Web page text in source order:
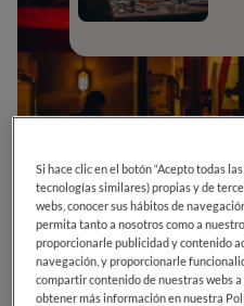
0 0
Si hace clic en el botón “Acepto todas
tecnologías similares) propias y de
webs, conocer sus hábitos de
permita tanto a nosotros como a
proporcionarle publicidad y contenido
navegación, y proporcionarle
compartir contenido de nuestras webs
obtener más información en nuestra